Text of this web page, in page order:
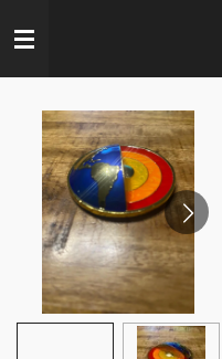
direct
hoofdinhoud